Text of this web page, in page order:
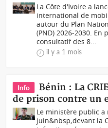
La Côte d'Ivoire a
international de
autour du Plan
(PND) 2026-2030. En
consultatif des 8...
il y a 1 mois
Info
Bénin : La
de prison contre un
Le ministère public
juin&nbsp;devant la